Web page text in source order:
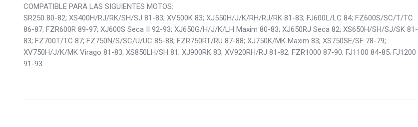
COMPATIBLE PARA LAS SIGUIENTES MOTOS:
SR250 80-82; XS400H/RJ/RK/SH/SJ 81-83; XV500K 83; XJ550H/J/K/RH/RJ/RK 81-83; FJ600L/LC 84; FZ600S/SC/T/TC
86-87; FZR600R 89-97; XJ600S Seca II 92-93; XJ650G/H/J/K/LH Maxim 80-83; XJ650RJ Seca 82; XS650H/SH/SJ/SK 81-
83; FZ700T/TC 87; FZ750N/S/SC/U/UC 85-88; FZR750RT/RU 87-88; XJ750K/MK Maxim 83; XS750SE/SF 78-79;
XV750H/J/K/MK Virago 81-83; XS850LH/SH 81; XJ900RK 83; XV920RH/RJ 81-82; FZR1000 87-90; FJ1100 84-85; FJ1200
91-93